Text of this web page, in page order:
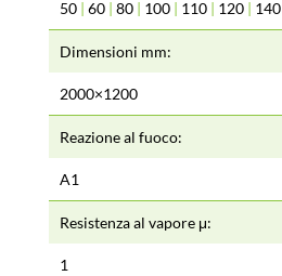
50 | 60 | 80 | 100 | 110 | 120 | 140
Dimensioni mm:
2000×1200
Reazione al fuoco:
A1
Resistenza al vapore μ:
1